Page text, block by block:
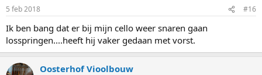
5 feb 2018 #16
Ik ben bang dat er bij mijn cello weer snaren gaan
losspringen....heeft hij vaker gedaan met vorst.
Oosterhof Vioolbouw